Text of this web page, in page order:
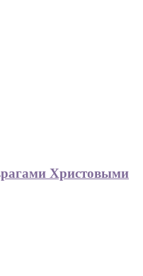
Христовыми